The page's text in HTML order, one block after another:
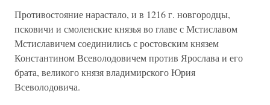
Противостояние нарастало, и в 1216 г. новгородцы,
псковичи и смоленские князья во главе с Мстиславом
Мстиславичем соединились с ростовским князем
Константином Всеволодовичем против Ярослава и его
брата, великого князя владимирского Юрия
Всеволодовича.